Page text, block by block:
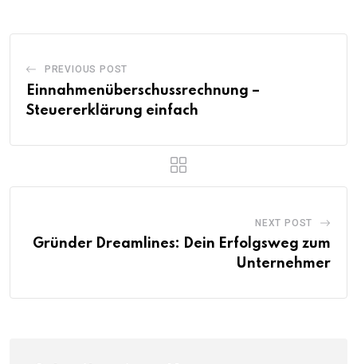
PREVIOUS POST
Einnahmenüberschussrechnung –
Steuererklärung einfach
NEXT POST
Gründer Dreamlines: Dein Erfolgsweg zum
Unternehmer